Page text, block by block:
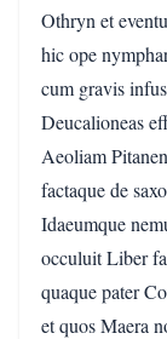
Othryn et
hic ope
cum gravis
Deucalioneas
Aeoliam
factaque de
Idaeumque
occuluit Liber
quaque pater
et quos Maera